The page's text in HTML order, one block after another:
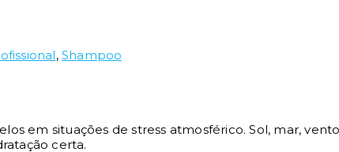
,Shampoo
em situações de stress atmosférico. Sol, mar,
certa.